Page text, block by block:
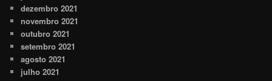
dezembro 2021
novembro 2021
outubro 2021
setembro 2021
agosto 2021
julho 2021